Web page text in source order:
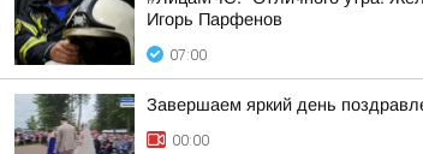
Игорь Парфенов
07:00
Завершаем яркий день
00:00